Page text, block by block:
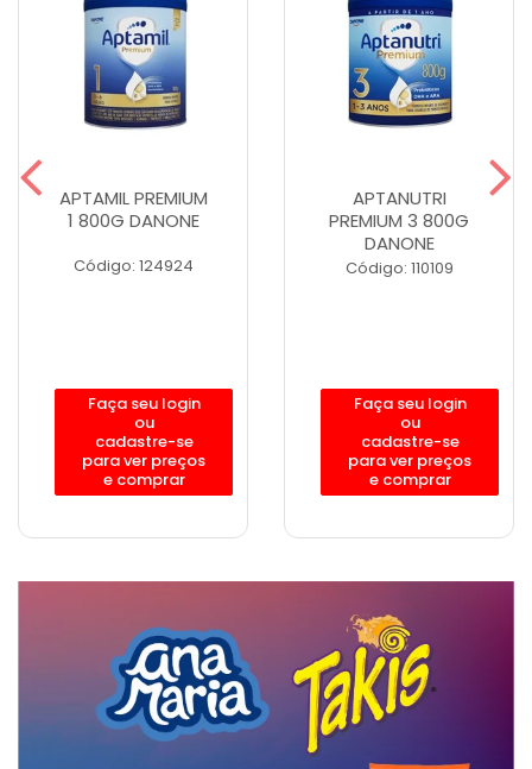
APTAMIL PREMIUM
1 800G DANONE
Código: 124924
Faça seu login
ou
cadastre-se
para ver preços
e comprar
APTANUTRI
PREMIUM 3 800G
DANONE
Código: 110109
Faça seu login
ou
cadastre-se
para ver preços
e comprar